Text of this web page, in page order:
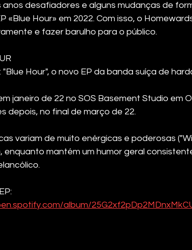
anos desafiadores e alguns mudanças de
«Blue Hour» em 2022. Com isso, o
e fazer barulho para o público.
"Blue Hour", o novo EP da banda suíça de
janeiro de 22 no SOS Basement Studio em
depois, no final de março de 22.
variam de muito enérgicas e poderosas
enquanto mantém um humor geral
album/